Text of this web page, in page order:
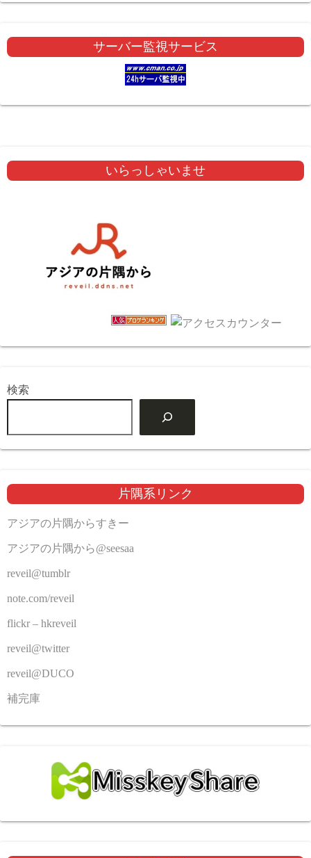
サーバー監視サービス
いらっしゃいませ
検索
片隅系リンク
アジアの片隅からすきー
アジアの片隅から@seesaa
reveil@tumblr
note.com/reveil
flickr – hkreveil
reveil@twitter
reveil@DUCO
補完庫